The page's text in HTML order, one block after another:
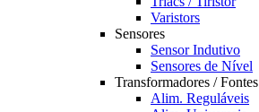
Varistors
Sensores
Sensor Indutivo
Sensores de Nível
Transformadores / Fontes
Alim. Reguláveis